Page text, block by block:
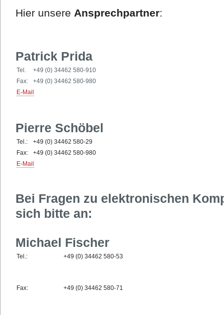
Hier unsere Ansprechpartner:
Patrick Prida
Tel.
+49 (0) 34462 580-910
Fax:
+49 (0) 34462 580-980
E-Mail
Pierre Schöbel
Tel.:
+49 (0) 34462 580-29
Fax:
+49 (0) 34462 580-980
E-Mail
Bei Fragen zu elektronischen
sich bitte an:
Michael Fischer
Tel.: +49 (0) 34462 580-53
Fax: +49 (0) 34462 580-71